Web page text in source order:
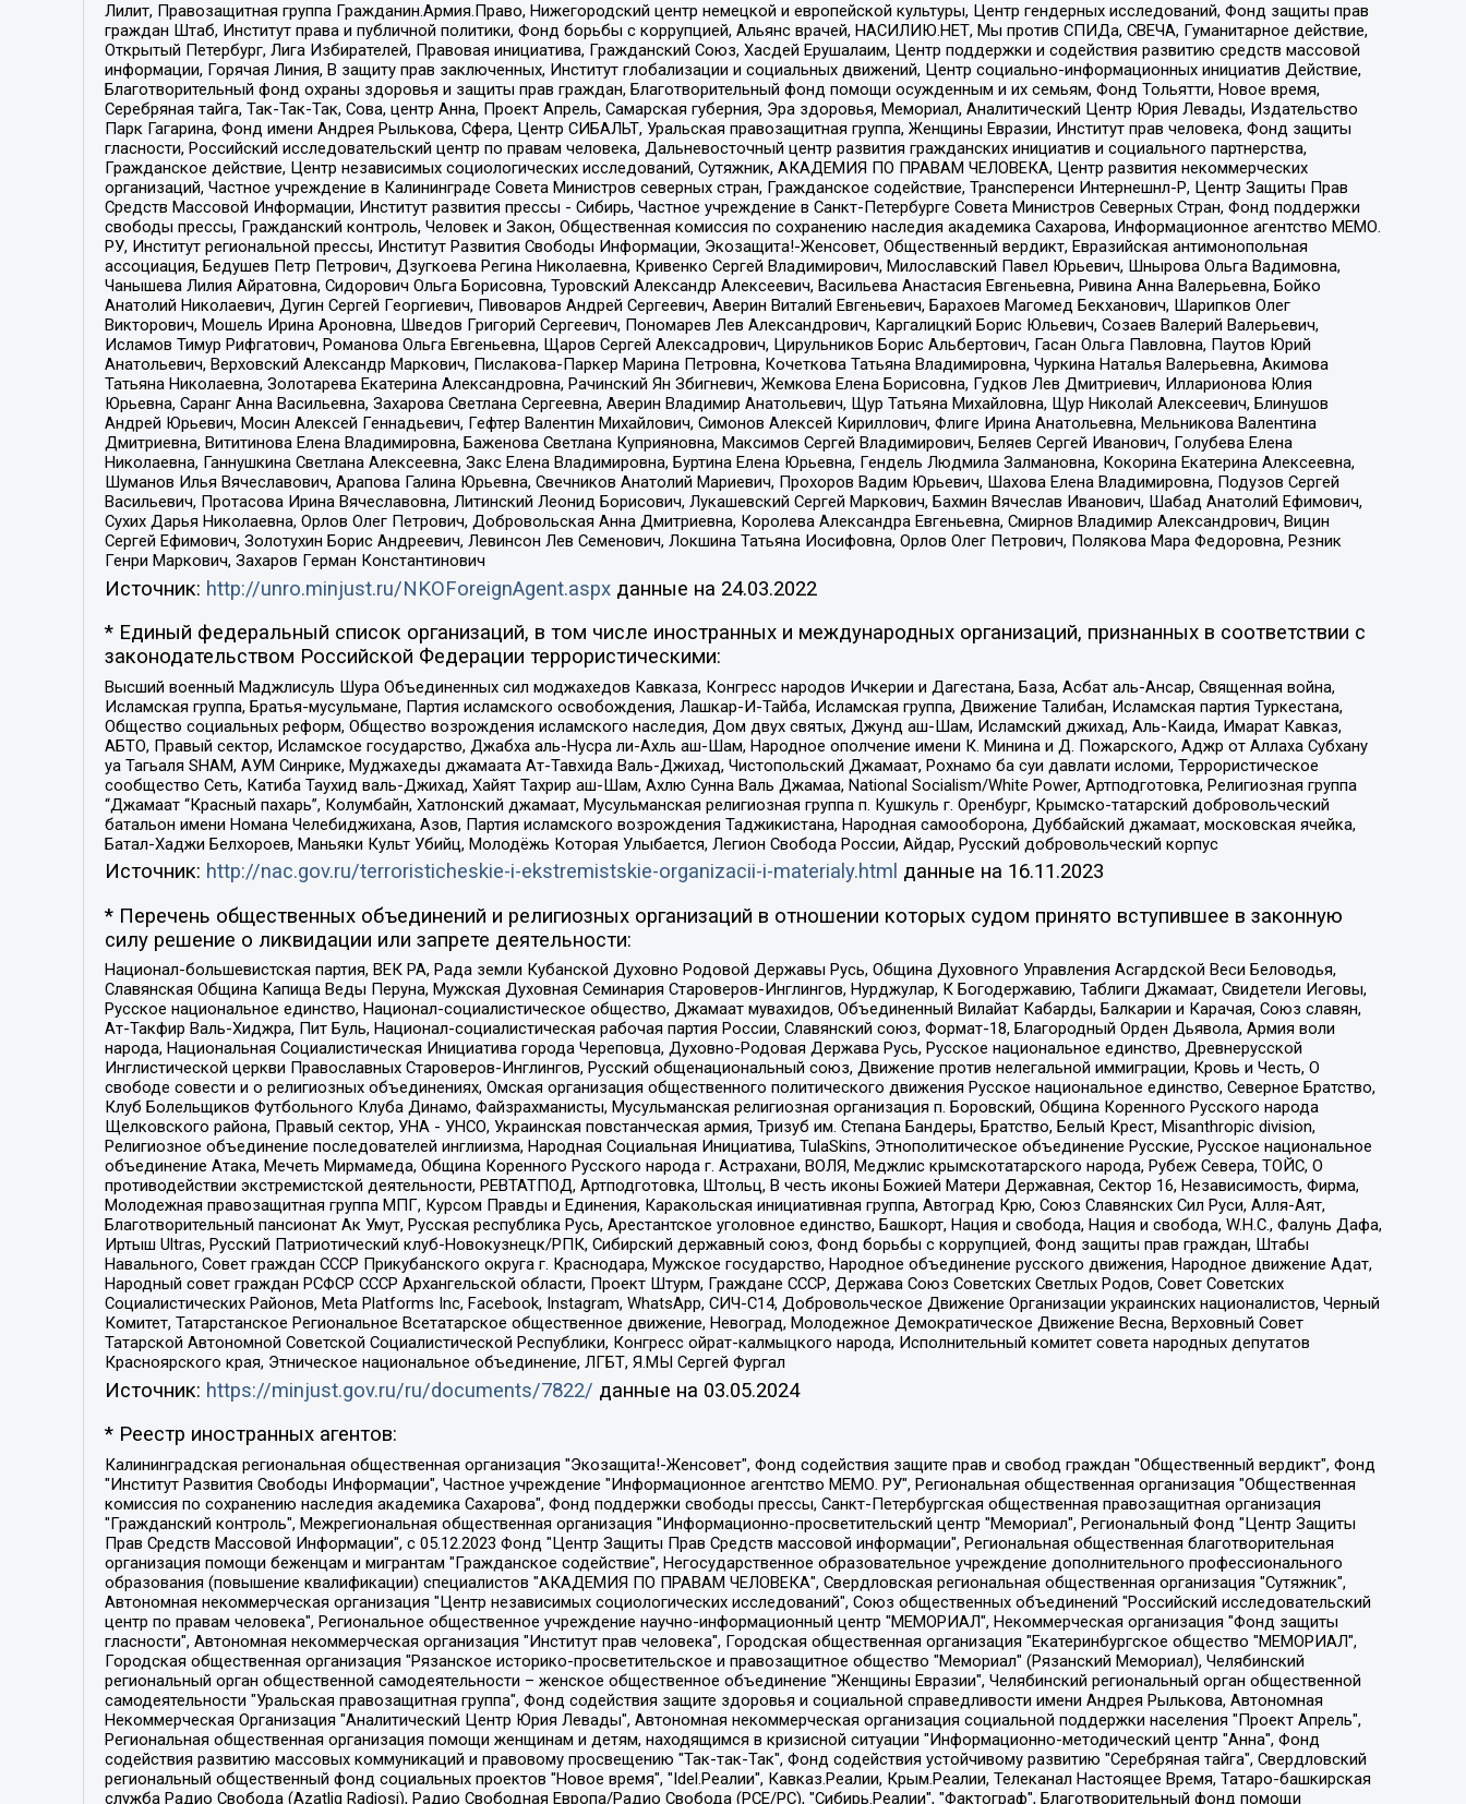
Лилит, Правозащитная группа Гражданин.Армия.Право, Нижегородский центр немецкой и европейской культуры, Центр гендерных исследований, Фонд защиты прав
граждан Штаб, Институт права и публичной политики, Фонд борьбы с коррупцией, Альянс врачей, НАСИЛИЮ.НЕТ, Мы против СПИДа, СВЕЧА, Гуманитарное действие,
Открытый Петербург, Лига Избирателей, Правовая инициатива, Гражданский Союз, Хасдей Ерушалаим, Центр поддержки и содействия развитию средств массовой
информации, Горячая Линия, В защиту прав заключенных, Институт глобализации и социальных движений, Центр социально-информационных инициатив Действие,
Благотворительный фонд охраны здоровья и защиты прав граждан, Благотворительный фонд помощи осужденным и их семьям, Фонд Тольятти, Новое время,
Серебряная тайга, Так-Так-Так, Сова, центр Анна, Проект Апрель, Самарская губерния, Эра здоровья, Мемориал, Аналитический Центр Юрия Левады, Издательство
Парк Гагарина, Фонд имени Андрея Рылькова, Сфера, Центр СИБАЛЬТ, Уральская правозащитная группа, Женщины Евразии, Институт прав человека, Фонд защиты
гласности, Российский исследовательский центр по правам человека, Дальневосточный центр развития гражданских инициатив и социального партнерства,
Гражданское действие, Центр независимых социологических исследований, Сутяжник, АКАДЕМИЯ ПО ПРАВАМ ЧЕЛОВЕКА, Центр развития некоммерческих
организаций, Частное учреждение в Калининграде Совета Министров северных стран, Гражданское содействие, Трансперенси Интернешнл-Р, Центр Защиты Прав
Средств Массовой Информации, Институт развития прессы - Сибирь, Частное учреждение в Санкт-Петербурге Совета Министров Северных Стран, Фонд поддержки
свободы прессы, Гражданский контроль, Человек и Закон, Общественная комиссия по сохранению наследия академика Сахарова, Информационное агентство МЕМО.
РУ, Институт региональной прессы, Институт Развития Свободы Информации, Экозащита!-Женсовет, Общественный вердикт, Евразийская антимонопольная
ассоциация, Бедушев Петр Петрович, Дзугкоева Регина Николаевна, Кривенко Сергей Владимирович, Милославский Павел Юрьевич, Шнырова Ольга Вадимовна,
Чанышева Лилия Айратовна, Сидорович Ольга Борисовна, Туровский Александр Алексеевич, Васильева Анастасия Евгеньевна, Ривина Анна Валерьевна, Бойко
Анатолий Николаевич, Дугин Сергей Георгиевич, Пивоваров Андрей Сергеевич, Аверин Виталий Евгеньевич, Барахоев Магомед Бекханович, Шарипков Олег
Викторович, Мошель Ирина Ароновна, Шведов Григорий Сергеевич, Пономарев Лев Александрович, Каргалицкий Борис Юльевич, Созаев Валерий Валерьевич,
Исламов Тимур Рифгатович, Романова Ольга Евгеньевна, Щаров Сергей Алексадрович, Цирульников Борис Альбертович, Гасан Ольга Павловна, Паутов Юрий
Анатольевич, Верховский Александр Маркович, Пислакова-Паркер Марина Петровна, Кочеткова Татьяна Владимировна, Чуркина Наталья Валерьевна, Акимова
Татьяна Николаевна, Золотарева Екатерина Александровна, Рачинский Ян Збигневич, Жемкова Елена Борисовна, Гудков Лев Дмитриевич, Илларионова Юлия
Юрьевна, Саранг Анна Васильевна, Захарова Светлана Сергеевна, Аверин Владимир Анатольевич, Щур Татьяна Михайловна, Щур Николай Алексеевич, Блинушов
Андрей Юрьевич, Мосин Алексей Геннадьевич, Гефтер Валентин Михайлович, Симонов Алексей Кириллович, Флиге Ирина Анатольевна, Мельникова Валентина
Дмитриевна, Вититинова Елена Владимировна, Баженова Светлана Куприяновна, Максимов Сергей Владимирович, Беляев Сергей Иванович, Голубева Елена
Николаевна, Ганнушкина Светлана Алексеевна, Закс Елена Владимировна, Буртина Елена Юрьевна, Гендель Людмила Залмановна, Кокорина Екатерина Алексеевна,
Шуманов Илья Вячеславович, Арапова Галина Юрьевна, Свечников Анатолий Мариевич, Прохоров Вадим Юрьевич, Шахова Елена Владимировна, Подузов Сергей
Васильевич, Протасова Ирина Вячеславовна, Литинский Леонид Борисович, Лукашевский Сергей Маркович, Бахмин Вячеслав Иванович, Шабад Анатолий Ефимович,
Сухих Дарья Николаевна, Орлов Олег Петрович, Добровольская Анна Дмитриевна, Королева Александра Евгеньевна, Смирнов Владимир Александрович, Вицин
Сергей Ефимович, Золотухин Борис Андреевич, Левинсон Лев Семенович, Локшина Татьяна Иосифовна, Орлов Олег Петрович, Полякова Мара Федоровна, Резник
Генри Маркович, Захаров Герман Константинович
Источник: http://unro.minjust.ru/NKOForeignAgent.aspxданные на 24.03.2022
* Единый федеральный список организаций, в том числе иностранных и международных организаций, признанных в соответствии с
законодательством Российской Федерации террористическими:
Высший военный Маджлисуль Шура Объединенных сил моджахедов Кавказа, Конгресс народов Ичкерии и Дагестана, База, Асбат аль-Ансар, Священная война,
Исламская группа, Братья-мусульмане, Партия исламского освобождения, Лашкар-И-Тайба, Исламская группа, Движение Талибан, Исламская партия Туркестана,
Общество социальных реформ, Общество возрождения исламского наследия, Дом двух святых, Джунд аш-Шам, Исламский джихад, Аль-Каида, Имарат Кавказ,
АБТО, Правый сектор, Исламское государство, Джабха аль-Нусра ли-Ахль аш-Шам, Народное ополчение имени К. Минина и Д. Пожарского, Аджр от Аллаха Субхану
уа Тагьаля SHAM, АУМ Синрике, Муджахеды джамаата Ат-Тавхида Валь-Джихад, Чистопольский Джамаат, Рохнамо ба суи давлати исломи, Террористическое
сообщество Сеть, Катиба Таухид валь-Джихад, Хайят Тахрир аш-Шам, Ахлю Сунна Валь Джамаа, National Socialism/White Power, Артподготовка, Религиозная группа
“Джамаат “Красный пахарь”, Колумбайн, Хатлонский джамаат, Мусульманская религиозная группа п. Кушкуль г. Оренбург, Крымско-татарский добровольческий
батальон имени Номана Челебиджихана, Азов, Партия исламского возрождения Таджикистана, Народная самооборона, Дуббайский джамаат, московская ячейка,
Батал-Хаджи Белхороев, Маньяки Культ Убийц, Молодёжь Которая Улыбается, Легион Свобода России, Айдар, Русский добровольческий корпус
Источник: http://nac.gov.ru/terroristicheskie-i-ekstremistskie-organizacii-i-materialy.html данные на 16.11.2023
* Перечень общественных объединений и религиозных организаций в отношении которых судом принято вступившее в законную
силу решение о ликвидации или запрете деятельности:
Национал-большевистская партия, ВЕК РА, Рада земли Кубанской Духовно Родовой Державы Русь, Община Духовного Управления Асгардской Веси Беловодья,
Славянская Община Капища Веды Перуна, Мужская Духовная Семинария Староверов-Инглингов, Нурджулар, К Богодержавию, Таблиги Джамаат, Свидетели Иеговы,
Русское национальное единство, Национал-социалистическое общество, Джамаат мувахидов, Объединенный Вилайат Кабарды, Балкарии и Карачая, Союз славян,
Ат-Такфир Валь-Хиджра, Пит Буль, Национал-социалистическая рабочая партия России, Славянский союз, Формат-18, Благородный Орден Дьявола, Армия воли
народа, Национальная Социалистическая Инициатива города Череповца, Духовно-Родовая Держава Русь, Русское национальное единство, Древнерусской
Инглистической церкви Православных Староверов-Инглингов, Русский общенациональный союз, Движение против нелегальной иммиграции, Кровь и Честь, О
свободе совести и о религиозных объединениях, Омская организация общественного политического движения Русское национальное единство, Северное Братство,
Клуб Болельщиков Футбольного Клуба Динамо, Файзрахманисты, Мусульманская религиозная организация п. Боровский, Община Коренного Русского народа
Щелковского района, Правый сектор, УНА - УНСО, Украинская повстанческая армия, Тризуб им. Степана Бандеры, Братство, Белый Крест, Misanthropic division,
Религиозное объединение последователей инглиизма, Народная Социальная Инициатива, TulaSkins, Этнополитическое объединение Русские, Русское национальное
объединение Атака, Мечеть Мирмамеда, Община Коренного Русского народа г. Астрахани, ВОЛЯ, Меджлис крымскотатарского народа, Рубеж Севера, ТОЙС, О
противодействии экстремистской деятельности, РЕВТАТПОД, Артподготовка, Штольц, В честь иконы Божией Матери Державная, Сектор 16, Независимость, Фирма,
Молодежная правозащитная группа МПГ, Курсом Правды и Единения, Каракольская инициативная группа, Автоград Крю, Союз Славянских Сил Руси, Алля-Аят,
Благотворительный пансионат Ак Умут, Русская республика Русь, Арестантское уголовное единство, Башкорт, Нация и свобода, Нация и свобода, W.H.С., Фалунь Дафа,
Иртыш Ultras, Русский Патриотический клуб-Новокузнецк/РПК, Сибирский державный союз, Фонд борьбы с коррупцией, Фонд защиты прав граждан, Штабы
Навального, Совет граждан СССР Прикубанского округа г. Краснодара, Мужское государство, Народное объединение русского движения, Народное движение Адат,
Народный совет граждан РСФСР СССР Архангельской области, Проект Штурм, Граждане СССР, Держава Союз Советских Светлых Родов, Совет Советских
Социалистических Районов, Meta Platforms Inc, Facebook, Instagram, WhatsApp, СИЧ-С14, Добровольческое Движение Организации украинских националистов, Черный
Комитет, Татарстанское Региональное Всетатарское общественное движение, Невоград, Молодежное Демократическое Движение Весна, Верховный Совет
Татарской Автономной Советской Социалистической Республики, Конгресс ойрат-калмыцкого народа, Исполнительный комитет совета народных депутатов
Красноярского края, Этническое национальное объединение, ЛГБТ, Я.МЫ Сергей Фургал
Источник: https://minjust.gov.ru/ru/documents/7822/ данные на 03.05.2024
* Реестр иностранных агентов:
Калининградская региональная общественная организация "Экозащита!-Женсовет", Фонд содействия защите прав и свобод граждан "Общественный вердикт", Фонд "Институт Развития Свободы Информации", Частное учреждение "Информационное агентство МЕМО. РУ", Региональная общественная организация "Общественная комиссия по сохранению наследия академика Сахарова", Фонд поддержки свободы прессы, Санкт-Петербургская общественная правозащитная организация "Гражданский контроль", Межрегиональная общественная организация "Информационно-просветительский центр "Мемориал", Региональный Фонд "Центр Защиты Прав Средств Массовой Информации", с 05.12.2023 Фонд "Центр Защиты Прав Средств массовой информации", Региональная общественная благотворительная организация помощи беженцам и мигрантам "Гражданское содействие", Негосударственное образовательное учреждение дополнительного профессионального образования (повышение квалификации) специалистов "АКАДЕМИЯ ПО ПРАВАМ ЧЕЛОВЕКА", Свердловская региональная общественная организация "Сутяжник", Автономная некоммерческая организация "Центр независимых социологических исследований", Союз общественных объединений "Российский исследовательский центр по правам человека", Региональное общественное учреждение научно-информационный центр "МЕМОРИАЛ", Некоммерческая организация "Фонд защиты гласности", Автономная некоммерческая организация "Институт прав человека", Городская общественная организация "Екатеринбургское общество "МЕМОРИАЛ", Городская общественная организация "Рязанское историко-просветительское и правозащитное общество "Мемориал" (Рязанский Мемориал), Челябинский региональный орган общественной самодеятельности – женское общественное объединение "Женщины Евразии", Челябинский региональный орган общественной самодеятельности "Уральская правозащитная группа", Фонд содействия защите здоровья и социальной справедливости имени Андрея Рылькова, Автономная Некоммерческая Организация "Аналитический Центр Юрия Левады", Автономная некоммерческая организация социальной поддержки населения "Проект Апрель", Региональная общественная организация помощи женщинам и детям, находящимся в кризисной ситуации "Информационно-методический центр "Анна", Фонд содействия развитию массовых коммуникаций и правовому просвещению "Так-так-Так", Фонд содействия устойчивому развитию "Серебряная тайга", Свердловский региональный общественный фонд социальных проектов "Новое время", "Idel.Реалии", Кавказ.Реалии, Крым.Реалии, Телеканал Настоящее Время, Татаро-башкирская служба Радио Свобода (Azatliq Radiosi), Радио Свободная Европа/Радио Свобода (PCE/PC), "Сибирь.Реалии", "Фактограф", Благотворительный фонд помощи осужденным и их семьям, Автономная некоммерческая организация "Институт глобализации и социальных движений", Фонд "В защиту прав заключенных", Частное учреждение "Центр поддержки и содействия развитию средств массовой информации", Пензенский региональный общественный благотворительный фонд "Гражданский союз", "Север.Реалии", Некоммерческая организация Фонд "Правовая инициатива", Общество с ограниченной ответственностью "Радио Свободная Европа/Радио Свобода", Чешское информационное агентство "MEDIUM-ORIENT", Красноярская региональная общественная организация "Мы против СПИДа", Камалягин Денис Николаевич, Маркелов Сергей Евгеньевич, Пономарев Лев Александрович, Савицкая Людмила Алексеевна, Автономная некоммерческая организация "Центр по работе с проблемой насилия "НАСИЛИЮ.НЕТ", Межрегиональный профессиональный союз работников здравоохранения "Альянс врачей", Юридическое лицо, зарегистрированное в Латвийской Республике, SIA "Medusa Project" (регистрационный номер 40103797863, дата регистрации 10.06.2014), Некоммерческая организация "Фонд по борьбе с коррупцией", Автономная некоммерческая организация "Институт права и публичной политики", Баданин Роман Сергеевич, Гликин Максим Александрович, Железнова Мария Михайловна, Лукьянова Юлия Сергеевна, Маетная Елизавета Витальевна, Маняхин Петр Борисович, Чуракова Ольга Владимировна, Ярош Юлия Петровна, Юридическое лицо "The Insider SIA", зарегистрированное в Риге, Латвийская Республика (дата регистрации 26.06.2015), являющееся администратором доменного имени интернет-издания "The Insider SIA", https://theins.ru, Постернак Алексей Евгеньевич, Рубин Михаил Аркадьевич, Анин Роман Александрович, Юридическое лицо Istories fonds, зарегистрированное в Латвийской Республике (регистрационный номер 50008295751, дата регистрации 24.02.2020), Великовский Дмитрий Александрович, Долинина Ирина Николаевна, Мароховская Алеся Алексеевна, Шлейнов Роман Юрьевич, Шмагун Олеся Валентиновна, Общество с ограниченной ответственностью "Альтаир 2021", Общество с ограниченной ответственностью "Вега 2021", Общество с ограниченной ответственностью "Главный редактор 2021", Общество с ограниченной ответственностью "Ромашки монолит", Важенков Артем Валерьевич, Ивановская областная общественная организация "Центр гендерных исследований", Гурман Юрий Альбертович, Медиапроект "ОВД-Инфо", Егоров Владимир Владимирович, Жилинский Владимир Александрович, Общество с ограниченной ответственностью "ЗП", Иванова София Юрьевна, Карезина Инна Павловна, Кильтау Екатерина Викторовна, Петров Алексей Викторович, Пискунов Сергей Евгеньевич, Смирнов Сергей Сергеевич, Тихонов Михаил Сергеевич, Общество с ограниченной ответственностью "ЖУРНАЛИСТ-ИНОСТРАННЫЙ АГЕНТ", Арапова Галина Юрьевна, Вольтская Татьяна Анатольевна, Американская компания "Mason G.E.S. Anonymous Foundation" (США), являющаяся владельцем интернет-издания https://mnews.world/, Компания "Stichting Bellingcat", зарегистрированная в Нидерландах (дата регистрации 11.07.2018), Захаров Андрей Вячеславович, Клепиковская Екатерина Дмитриевна, Общество с ограниченной ответственностью "МЕМО", Перл Роман Александрович, Симонов Евгений Алексеевич, Соловьева Елена Анатольевна, Сотников Даниил Владимирович, Сурначева Елизавета Дмитриевна, Автономная некоммерческая организация по защите прав человека и информированию населения "Якутия – Наше Мнение", Общество с ограниченной ответственностью "Москоу диджитал медиа", с 26.01.2023 Общество с ограниченной ответственностью "Чайка Белые сады", Ветошкина Валерия Валерьевна, Заговора Максим Александрович, Межрегиональное общественное движение "Российская ЛГБТ - сеть", Оленичев Максим Владимирович, Павлов Иван Юрьевич, Скворцова Елена Сергеевна, Общество с ограниченной ответственностью "Как бы инагент", Кочетков Игорь Викторович, Общество с ограниченной ответственностью "Честные выборы", Еланчик Олег Александрович, Общество с ограниченной ответственностью "Нобелевский призыв", Гималова Регина Эмилевна, Григорьев Андрей Валерьевич, Григорьева Алина Александровна, Ассоциация по содействию защите прав призывников, альтернативнослужащих и военнослужащих "Правозащитная группа "Гражданин.Армия.Право", Хисамова Регина Фаритовна, Автономная некоммерческая организация по реализации социально-правовых программ "Лилит", Дальневосточное общественное движение "Маяк", Санкт-Петербургская ЛГБТ-инициативная группа "Выход", Инициативная группа ЛГБТ+ "Реверс", Алексеев Андрей Викторович, Бекбулатова Таисия Львовна, Беляев Иван Михайлович, Владыкина Елена Сергеевна, Гельман Марат Александрович, Никульшина Вероника Юрьевна, Толоконникова Надежда Андреевна, Шендерович Виктор Анатольевич, Общество с ограниченной ответственностью "Данное сообщение", Общество с ограниченной ответственностью Издательский дом "Новая глава", Айнбиндер Александра Александровна, Московский комьюнити-центр для ЛГБТ+инициатив, Благотворительный фонд развития филантропии, Deutsche Welle (Германия, Kurt-Schumacher-Strasse 3, 53113 Bonn), Борзунова Мария Михайловна, Воробьев Виктор Викторович, Голубева Анна Львовна, Константинова Алла Михайловна, Малкова Ирина Владимировна, Мурадов Мурад Абдулгалимович, Осетинская Елизавета Николаевна, Понасенков Евгений Николаевич, Ганапольский Матвей Юрьевич, Киселев Евгений Алексеевич, Борухович Ирина Григорьевна, Дремин Иван Тимофеевич, Дубровский Дмитрий Викторович, Красноярская региональная общественная организация поддержки и развития альтернативных образовательных технологий и межкультурных коммуникаций "ИНТЕРРА", Маяковская Екатерина Алексеевна, Фейгин Марк Захарович, Филимонов Андрей Викторович, Дзугкоева Регина Николаевна, Доброхотов Роман Александрович, Дудь Юрий Александрович, Елкин Сергей Владимирович, Кругликов Кирилл Игоревич, Сабунаева Мария Леонидовна, Семенов Алексей Владимирович, Шаинян Карен Багратович, Шульман Екатерина Михайловна, Асафьев Артур Валерьевич, Вахштайн Виктор Семенович, Венедиктов Алексей Алексеевич, Лушникова Екатерина Евгеньевна, Волков Леонид Михайлович, Невзоров Александр Глебович, Пархоменко Сергей Борисович, Сироткин Ярослав Николаевич, Кара-Мурза Владимир Владимирович, Баранова Наталья Владимировна, Гозман Леонид Яковлевич, Кагарлицкий Борис Юльевич, Климарев Михаил Валерьевич, Милов Владимир Станиславович, Автономная некоммерческая организация Краснодарский центр современного искусства "Типография", Моргенштерн Алишер Тагирович, Соболь Любовь Эдуардовна, Общество с ограниченной ответственностью "ЛИЗА НОРМ", Каспаров Гарри Кимович, Ходорковский Михаил Борисович, Общество с ограниченной ответственностью "Апрельские тезисы", Данилович Ирина Брониславовна, Кашин Олег Владимирович, Петров Николай Владимирович, Пивоваров Алексей Владимирович, Соколов Михаил Владимирович, Цветкова Юлия Владимировна, Чичваркин Евгений Александрович, Комитет против пыток/Команда против пыток, Общество с ограниченной ответственностью "Первый научный", Общество с ограниченной ответственностью "Вертолет и ко", Белоцерковская Вероника Борисовна, Кац Максим Евгеньевич, Лазарева Татьяна Юрьевна, Шаведдинов Руслан Табризович, Яшин Илья Валерьевич, Общество с ограниченной ответственностью "Иноагент ААВ", Алешковский Дмитрий Петрович, Альбац Евгения Марковна, Быков Дмитрий Львович, Галямина Юлия Евгеньевна, Лойко Сергей Леонидович, Мартынов Кирилл Константинович, Медведев Сергей Александрович, Крашенинников Федор Геннадиевич, Гордеева Катерина Вл